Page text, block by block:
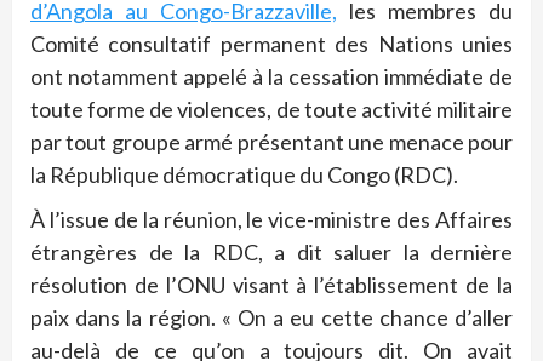
d’Angola au Congo-Brazzaville, les membres du
Comité consultatif permanent des Nations unies
ont notamment appelé à la cessation immédiate de
toute forme de violences, de toute activité militaire
par tout groupe armé présentant une menace pour
la République démocratique du Congo (RDC).
À l’issue de la réunion, le vice-ministre des Affaires
étrangères de la RDC, a dit saluer la dernière
résolution de l’ONU visant à l’établissement de la
paix dans la région. « On a eu cette chance d’aller
au-delà de ce qu’on a toujours dit. On avait